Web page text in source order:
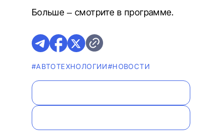
Больше – смотрите в программе.
#АВТОТЕХНОЛОГИИ#НОВОСТИ